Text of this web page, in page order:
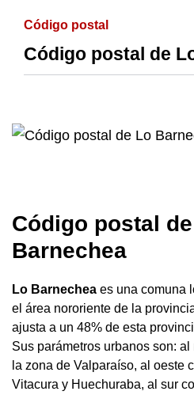
Código postal
Código postal de
Código postal
Barnechea
Lo Barnechea es una comuna
el área nororiente de la
ajusta a un 48% de esta
Sus parámetros urbanos son:
la zona de Valparaíso, al oeste
Vitacura y Huechuraba, al sur